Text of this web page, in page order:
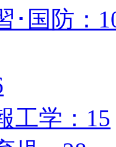
･国防：
工学：15